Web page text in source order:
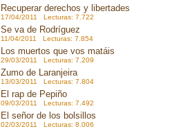
Recuperar derechos y libertades
17/04/2011 Lecturas: 7.722
Se va de Rodríguez
11/04/2011 Lecturas: 7.854
Los muertos que vos matáis
29/03/2011 Lecturas: 7.209
Zumo de Laranjeira
13/03/2011 Lecturas: 7.804
El rap de Pepiño
09/03/2011 Lecturas: 7.492
El señor de los bolsillos
02/03/2011 Lecturas: 8.006